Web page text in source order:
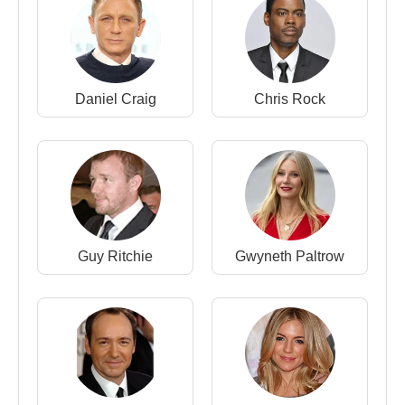
Dom Hemingway, Kara Deniz, Kral Arthur: Kılıç
Efsanesi gibi farklı türde filmlerle kariyerine devam
Filmleri ve Dizileri
Yapımcı
2007 - Ölümcül Oyun (Sinema Filmi)
Oyuncu:
2019 - The Rhythm Section (Sinema Filmi)
Captain Marvel
(Walter Lawson / Mar-Vell)
(Sinema Filmi)
2018 -
Fantastik Canavarlar Grindelwaldın
Suçları(Albus Dumbledore) (Sinema Filmi)
2018 - A Rainy Day in New York (Sinema Filmi)
2017 - King Arthur: Legend of the Sword/Kral
Arthur: Kılıç Efsanesi (Vortigern) (Sinema Filmi)
Daniel Craig Chris Rock
Guy Ritchie Gwyneth Paltrow